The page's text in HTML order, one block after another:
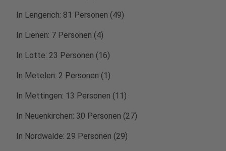
In Lengerich: 81 Personen (49)
In Lienen: 7 Personen (4)
In Lotte: 23 Personen (16)
In Metelen: 2 Personen (1)
In Mettingen: 13 Personen (11)
In Neuenkirchen: 30 Personen (27)
In Nordwalde: 29 Personen (29)